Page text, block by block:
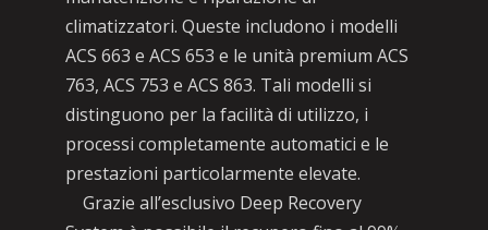
climatizzatori. Queste includono i modelli
ACS 663 e ACS 653 e le unità premium ACS
763, ACS 753 e ACS 863. Tali modelli si
distinguono per la facilità di utilizzo, i
processi completamente automatici e le
prestazioni particolarmente elevate.
Grazie all’esclusivo Deep Recovery